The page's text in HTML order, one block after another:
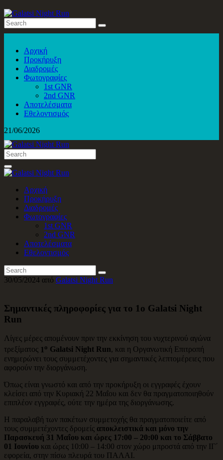
Αρχική
Προκήρυξη
Διαδρομές
Φωτογραφίες
1st GNR
2nd GNR
Αποτελέσματα
Εθελοντισμός
21/06/2026
Αρχική
Προκήρυξη
Διαδρομές
Φωτογραφίες
1st GNR
2nd GNR
Αποτελέσματα
Εθελοντισμός
30/05/2024 από Galatsi Night Run
Σημαντικές πληροφορίες για το 1ο Galatsi Night
Run
Λίγες μέρες απομένουν πριν την εκκίνηση του νυχτερινού αγώνα
τρεξίματος 1 ο Galatsi Night Run, και η Οργανωτική Επιτροπή
ενημερώνει τους συμμετέχοντες για σημαντικές λεπτομέρειες που
αφορούν την διοργάνωση.
Όπως είναι γνωστό και από την προκήρυξη οι εγγραφές έχουν
κλείσει από την Κυριακή 22 Μαΐου και δεν θα πραγματοποιηθούν
επιπλέον εγγραφές, ούτε την ημέρα της διοργάνωσης.
Η παραλαβή των πακέτων συμμετοχής θα πραγματοποιείτε από
τους συμμετέχοντες δρομείς αποκλειστικά και μόνο την
Παρασκευή 31 Μαΐου και ώρες 17:00 – 20:00 και το Σάββατο
01 Ιουνίου και ώρες 10:00 – 14:00 στον χώρο μπροστά από την ΙΓ΄
εφορεία, στην πίσω πλευρά του ΠΑΛΑΙ.